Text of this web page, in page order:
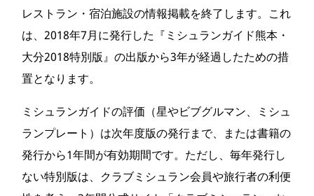
レストラン・宿泊施設の情報掲載を終了します。これ
は、2018年7月に発行した『ミシュランガイド熊本・
大分2018特別版』の出版から3年が経過したための措
置となります。
ミシュランガイドの評価（星やビブグルマン、ミシュ
ランプレート）は次年度版の発行まで、または書籍の
発行から1年間が有効期間です。ただし、毎年発行し
ない特別版は、クラブミシュラン会員や旅行者の利便